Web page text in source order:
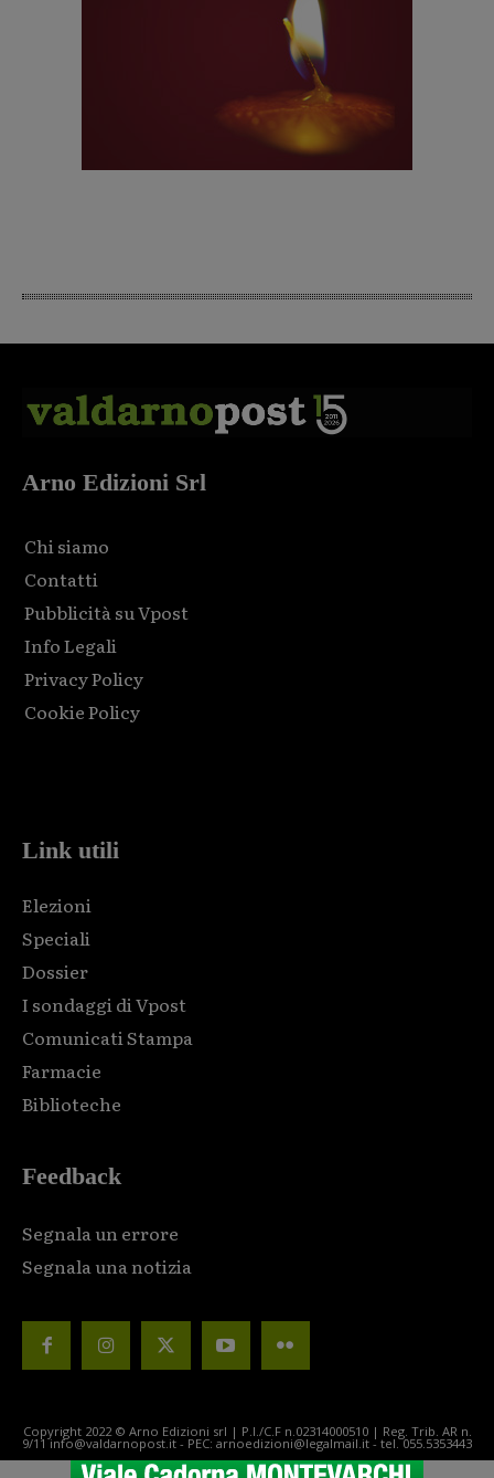
Arno Edizioni Srl
Chi siamo
Contatti
Pubblicità su Vpost
Info Legali
Privacy Policy
Cookie Policy
Link utili
Elezioni
Speciali
Dossier
I sondaggi di Vpost
Comunicati Stampa
Farmacie
Biblioteche
Feedback
Segnala un errore
Segnala una notizia
Copyright 2022 © Arno Edizioni srl | P.I./C.F n.02314000510 | Reg. Trib. AR n.
9/11 info@valdarnopost.it - PEC: arnoedizioni@legalmail.it - tel. 055.5353443